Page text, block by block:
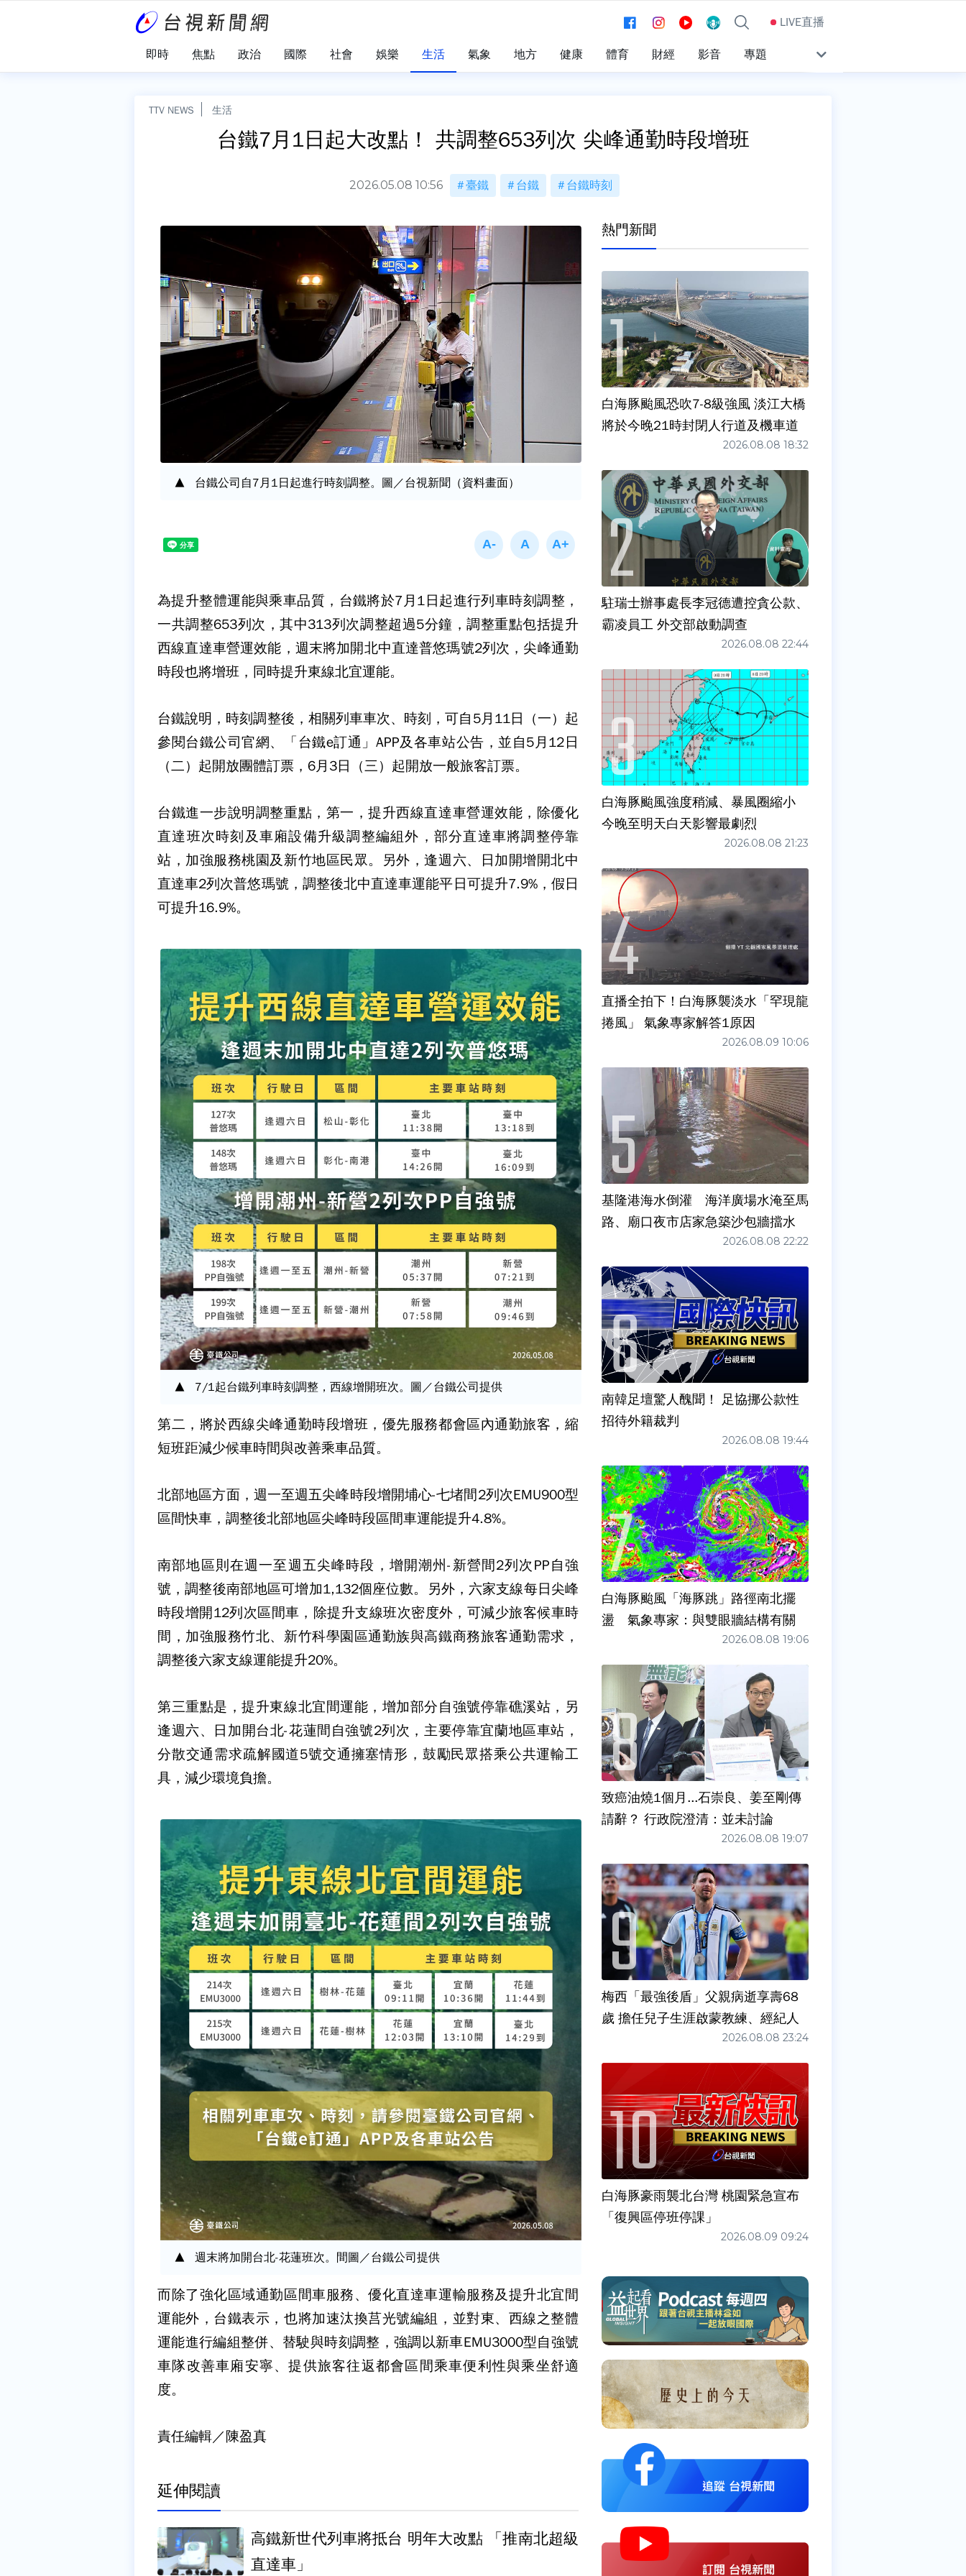
LIVE直播
即時 焦點 政治 國際 社會 娛樂 生活 氣象 地方 健康 體育 財經 影音 專題
TTV NEWS 生活
台鐵7月1日起大改點！ 共調整653列次 尖峰通勤時段增班
2026.05.08 10:56 臺鐵 台鐵 台鐵時刻
台鐵公司自7月1日起進行時刻調整。圖／台視新聞（資料畫面）
為提升整體運能與乘車品質，台鐵將於7月1日起進行列車時刻調整，
一共調整653列次，其中313列次調整超過5分鐘，調整重點包括提升
西線直達車營運效能，週末將加開北中直達普悠瑪號2列次，尖峰通勤
時段也將增班，同時提升東線北宜運能。
台鐵說明，時刻調整後，相關列車車次、時刻，可自5月11日（一）起
參閱台鐵公司官網、「台鐵e訂通」APP及各車站公告，並自5月12日
（二）起開放團體訂票，6月3日（三）起開放一般旅客訂票。
台鐵進一步說明調整重點，第一，提升西線直達車營運效能，除優化
直達班次時刻及車廂設備升級調整編組外，部分直達車將調整停靠
站，加強服務桃園及新竹地區民眾。另外，逢週六、日加開增開北中
直達車2列次普悠瑪號，調整後北中直達車運能平日可提升7.9%，假日
可提升16.9%。
7/1起台鐵列車時刻調整，西線增開班次。圖／台鐵公司提供
第二，將於西線尖峰通勤時段增班，優先服務都會區內通勤旅客，縮
短班距減少候車時間與改善乘車品質。
北部地區方面，週一至週五尖峰時段增開埔心-七堵間2列次EMU900型
區間快車，調整後北部地區尖峰時段區間車運能提升4.8%。
南部地區則在週一至週五尖峰時段，增開潮州-新營間2列次PP自強
號，調整後南部地區可增加1,132個座位數。另外，六家支線每日尖峰
時段增開12列次區間車，除提升支線班次密度外，可減少旅客候車時
間，加強服務竹北、新竹科學園區通勤族與高鐵商務旅客通勤需求，
調整後六家支線運能提升20%。
第三重點是，提升東線北宜間運能，增加部分自強號停靠礁溪站，另
逢週六、日加開台北-花蓮間自強號2列次，主要停靠宜蘭地區車站，
分散交通需求疏解國道5號交通擁塞情形，鼓勵民眾搭乘公共運輸工
具，減少環境負擔。
週末將加開台北-花蓮班次。間圖／台鐵公司提供
而除了強化區域通勤區間車服務、優化直達車運輸服務及提升北宜間
運能外，台鐵表示，也將加速汰換莒光號編組，並對東、西線之整體
運能進行編組整併、替駛與時刻調整，強調以新車EMU3000型自強號
車隊改善車廂安寧、提供旅客往返都會區間乘車便利性與乘坐舒適
度。
責任編輯／陳盈真
延伸閱讀
高鐵新世代列車將抵台 明年大改點 「推南北超級
直達車」
熱門新聞
白海豚颱風恐吹7-8級強風 淡江大橋
將於今晚21時封閉人行道及機車道
2026.08.08 18:32
駐瑞士辦事處長李冠德遭控貪公款、
霸凌員工 外交部啟動調查
2026.08.08 22:44
白海豚颱風強度稍減、暴風圈縮小
今晚至明天白天影響最劇烈
2026.08.08 21:23
直播全拍下！白海豚襲淡水「罕現龍
捲風」 氣象專家解答1原因
2026.08.09 10:06
基隆港海水倒灌 海洋廣場水淹至馬
路、廟口夜市店家急築沙包牆擋水
2026.08.08 22:22
南韓足壇驚人醜聞！ 足協挪公款性
招待外籍裁判
2026.08.08 19:44
白海豚颱風「海豚跳」路徑南北擺
盪 氣象專家：與雙眼牆結構有關
2026.08.08 19:06
致癌油燒1個月...石崇良、姜至剛傳
請辭？ 行政院澄清：並未討論
2026.08.08 19:07
梅西「最強後盾」父親病逝享壽68
歲 擔任兒子生涯啟蒙教練、經紀人
2026.08.08 23:24
白海豚豪雨襲北台灣 桃園緊急宣布
「復興區停班停課」
2026.08.09 09:24